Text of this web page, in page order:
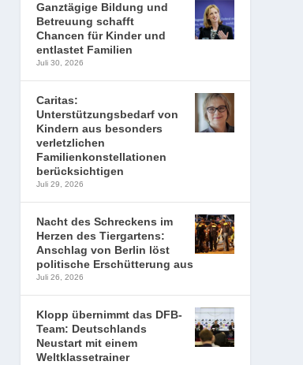
Ganztägige Bildung und
Betreuung schafft
Chancen für Kinder und
entlastet Familien
Juli 30, 2026
Caritas:
Unterstützungsbedarf von
Kindern aus besonders
verletzlichen
Familienkonstellationen
berücksichtigen
Juli 29, 2026
Nacht des Schreckens im
Herzen des Tiergartens:
Anschlag von Berlin löst
politische Erschütterung aus
Juli 26, 2026
Klopp übernimmt das DFB-
Team: Deutschlands
Neustart mit einem
Weltklassetrainer